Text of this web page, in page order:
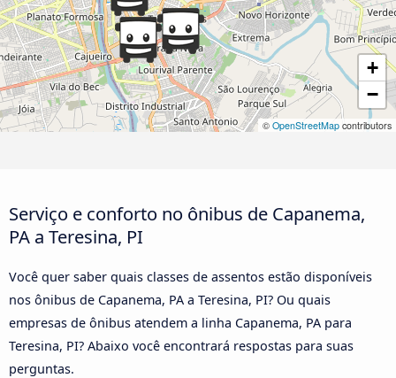
+
−
© OpenStreetMap contributors
Serviço e conforto no ônibus de Capanema,
PA a Teresina, PI
Você quer saber quais classes de assentos estão disponíveis
nos ônibus de Capanema, PA a Teresina, PI? Ou quais
empresas de ônibus atendem a linha Capanema, PA para
Teresina, PI? Abaixo você encontrará respostas para suas
perguntas.